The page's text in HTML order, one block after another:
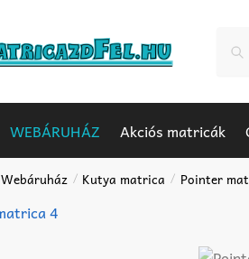
WEBÁRUHÁZ Akciós matricák
Webáruház / Kutya matrica / Pointer